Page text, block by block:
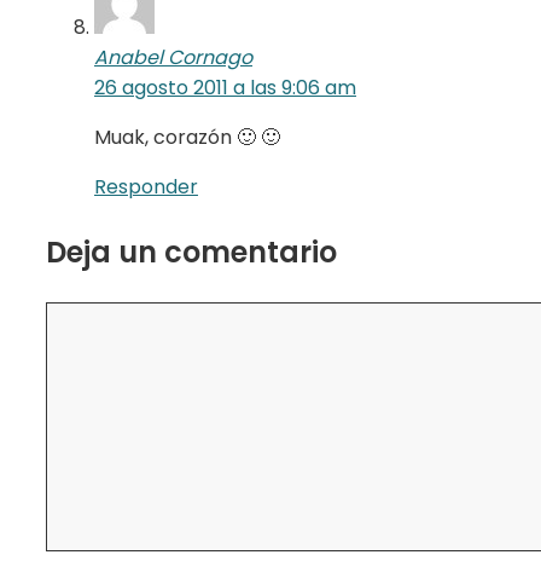
Anabel Cornago
26 agosto 2011 a las 9:06 am
Muak, corazón 🙂 🙂
Responder
Deja un comentario